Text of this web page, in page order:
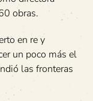
obras.
en re y
un poco más el
las fronteras